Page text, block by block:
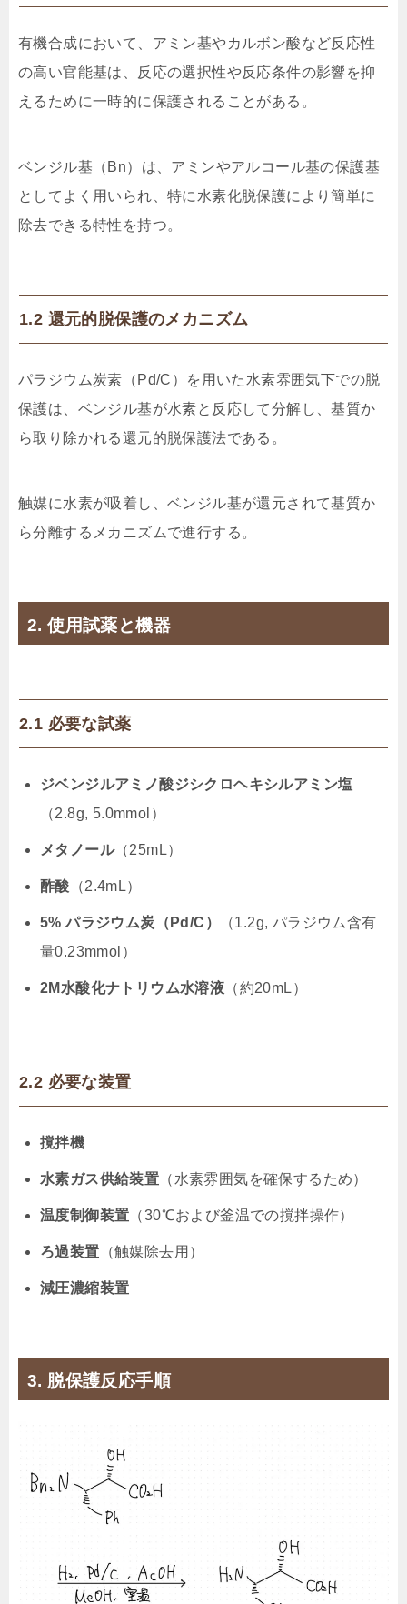
有機合成において、アミン基やカルボン酸など反応性
の高い官能基は、反応の選択性や反応条件の影響を抑
えるために一時的に保護されることがある。
ベンジル基（Bn）は、アミンやアルコール基の保護基
としてよく用いられ、特に水素化脱保護により簡単に
除去できる特性を持つ。
1.2 還元的脱保護のメカニズム
パラジウム炭素（Pd/C）を用いた水素雰囲気下での脱
保護は、ベンジル基が水素と反応して分解し、基質か
ら取り除かれる還元的脱保護法である。
触媒に水素が吸着し、ベンジル基が還元されて基質か
ら分離するメカニズムで進行する。
2. 使用試薬と機器
2.1 必要な試薬
ジベンジルアミノ酸ジシクロヘキシルアミン塩
（2.8g, 5.0mmol）
メタノール（25mL）
酢酸 （2.4mL）
5% パラジウム炭（Pd/C）
（1.2g, パラジウム含有
量0.23mmol）
2M水酸化ナトリウム水溶液 （約20mL）
2.2 必要な装置
撹拌機
水素ガス供給装置 （水素雰囲気を確保するため）
温度制御装置 （30℃および釜温での撹拌操作）
ろ過装置 （触媒除去用）
減圧濃縮装置
3. 脱保護反応手順